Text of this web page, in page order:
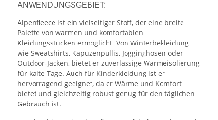
ANWENDUNGSGEBIET:
Alpenfleece ist ein vielseitiger Stoff, der eine breite
Palette von warmen und komfortablen
Kleidungsstücken ermöglicht. Von Winterbekleidung
wie Sweatshirts, Kapuzenpullis, Jogginghosen oder
Outdoor-Jacken, bietet er zuverlässige Wärmeisolierung
für kalte Tage. Auch für Kinderkleidung ist er
hervorragend geeignet, da er Wärme und Komfort
bietet und gleichzeitig robust genug für den täglichen
Gebrauch ist.